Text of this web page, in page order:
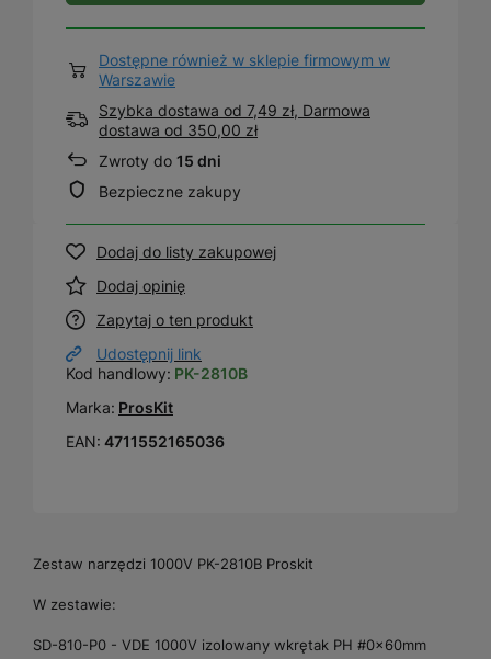
Dostępne również w sklepie firmowym w
Warszawie
Szybka dostawa od 7,49 zł, Darmowa
dostawa od 350,00 zł
Zwroty do 15 dni
Bezpieczne zakupy
Dodaj do listy zakupowej
Dodaj opinię
Zapytaj o ten produkt
Udostępnij link
Kod handlowy: PK-2810B
Marka: ProsKit
EAN: 4711552165036
Zestaw narzędzi 1000V PK-2810B Proskit
W zestawie:
SD-810-P0 - VDE 1000V izolowany wkrętak PH #0x60mm